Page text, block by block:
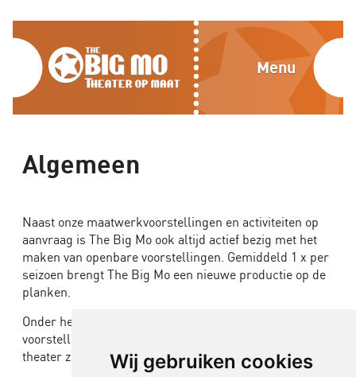
Wij gebruiken cookies
The
Theater
maat
Menu
Algemeen
Naast onze maatwerkvoorstellingen en activiteiten op
aanvraag is The Big Mo ook altijd actief bezig met het
maken van openbare voorstellingen. Gemiddeld 1 x per
seizoen brengt The Big Mo een nieuwe productie op de
planken.
Onder het kopje “Actueel” kunt u zien welke
voorstelling(en) op dit moment in productie of in het
theater zijn. U kunt hier ook uw kaartjes reserveren.
Home
Blog
Over
Contact
Algemeen
Actueel
Archief
Bedrijven